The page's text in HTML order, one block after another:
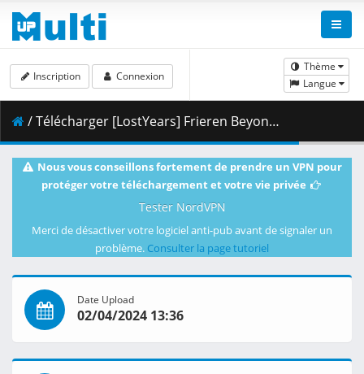
Thème
Langue
Inscription Connexion
/ Télécharger [LostYears] Frieren Beyond Journey_s End - S01E27 (WEB 1080p x265 10-bit AAC E-AC-3) [58108FC1].mkv.006 ( 449.87 MB )
Nous vous conseillons fortement de prendre un VPN pour
protéger votre téléchargement et votre vie privée
Tester NordVPN
Merci de désactiver votre logiciel anti-pub avant de signaler un
problème. Consulter la page tutoriel
Date Upload
02/04/2024 13:36